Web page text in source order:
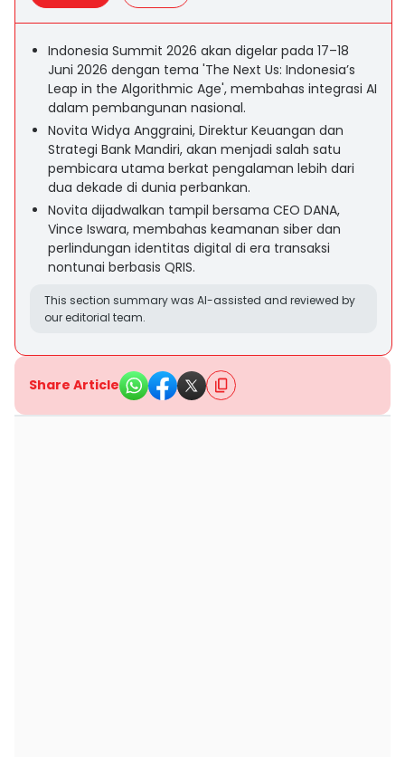
Indonesia Summit 2026 akan digelar pada 17–18
Juni 2026 dengan tema 'The Next Us: Indonesia’s
Leap in the Algorithmic Age', membahas integrasi AI
dalam pembangunan nasional.
Novita Widya Anggraini, Direktur Keuangan dan
Strategi Bank Mandiri, akan menjadi salah satu
pembicara utama berkat pengalaman lebih dari
dua dekade di dunia perbankan.
Novita dijadwalkan tampil bersama CEO DANA,
Vince Iswara, membahas keamanan siber dan
perlindungan identitas digital di era transaksi
nontunai berbasis QRIS.
This section summary was AI-assisted and reviewed by
our editorial team.
Share Article